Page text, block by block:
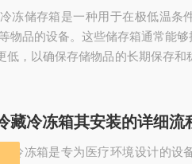
冻储存箱是一种用于在极低温条
物品的设备。这些储存箱通常能
低，以确保存储物品的长期保存和
确保内部温度稳定在设定的超低
，指示灯不亮。可能原因：电源插
藏冷冻箱其安装的详细流
藏冷冻箱是专为医疗环境设计的设